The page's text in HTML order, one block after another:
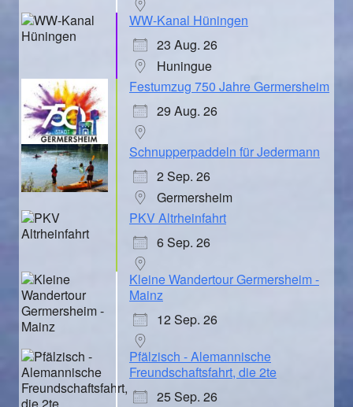
WW-Kanal Hüningen
23 Aug. 26
Huningue
Festumzug 750 Jahre Germersheim
29 Aug. 26
Schnupperpaddeln für Jedermann
2 Sep. 26
Germersheim
PKV Altrheinfahrt
6 Sep. 26
Kleine Wandertour Germersheim -
Mainz
12 Sep. 26
Pfälzisch - Alemannische
Freundschaftsfahrt, die 2te
25 Sep. 26